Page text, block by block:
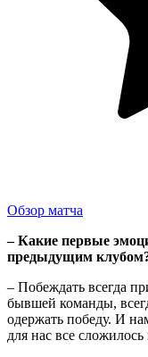
Обзор матча
– Какие первые
предыдущим
– Побеждать всегда
бывшей команды,
одержать победу. И
для нас все